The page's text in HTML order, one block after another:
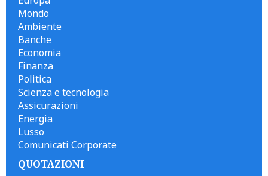
Mondo
Ambiente
Banche
Economia
Finanza
Politica
Scienza e tecnologia
Assicurazioni
Energia
Lusso
Comunicati Corporate
QUOTAZIONI